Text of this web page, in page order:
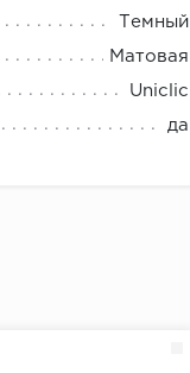
Темный
Матовая
Uniclic
да